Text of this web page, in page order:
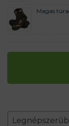
Magas
Zoradenie
Sort content
Sort content